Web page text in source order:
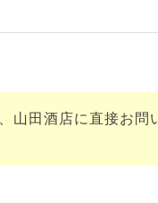
山田酒店に直接お問